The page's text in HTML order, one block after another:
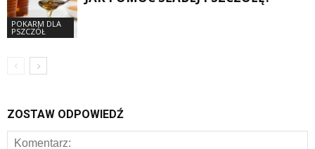
POKARM DLA
PSZCZÓŁ
ZOSTAW ODPOWIEDŹ